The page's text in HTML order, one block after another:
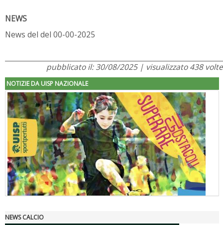
NEWS
News del del 00-00-2025
pubblicato il: 30/08/2025 | visualizzato 438 volte
NOTIZIE DA UISP NAZIONALE
"Superare gli ostacoli": la relazione di Tiziano Pesce al CN Uisp
NEWS CALCIO